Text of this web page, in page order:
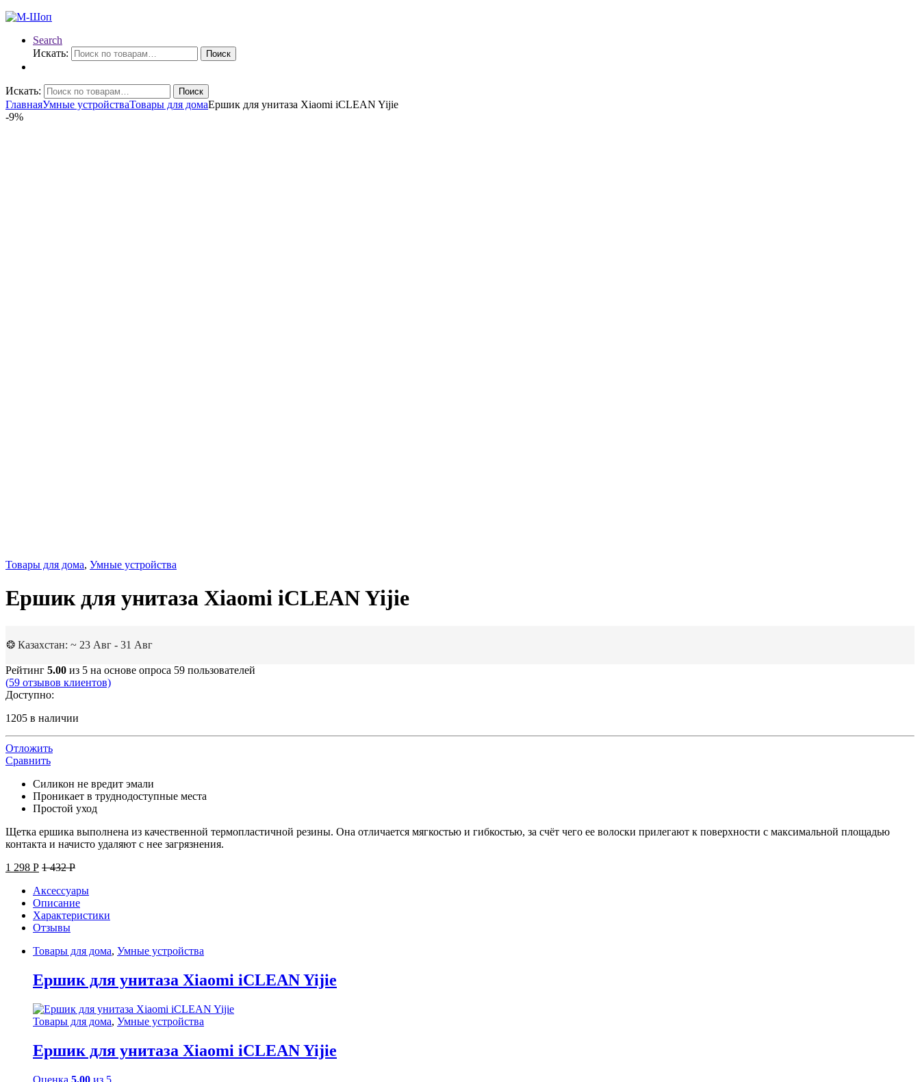
Search
Искать:
Поиск
Искать: Поиск
ГлавнаяУмные устройстваТовары для домаЕршик для унитаза Xiaomi iCLEAN Yijie
-9%
Товары для дома, Умные устройства
Ершик для унитаза Xiaomi iCLEAN Yijie
❂ Казахстан: ~ 23 Авг - 31 Авг
Рейтинг 5.00 из 5 на основе опроса 59 пользователей
(59 отзывов клиентов)
Доступно:
1205 в наличии
Отложить
Сравнить
Силикон не вредит эмали
Проникает в труднодоступные места
Простой уход
Щетка ершика выполнена из качественной термопластичной резины. Она отличается мягкостью и гибкостью, за счёт чего ее волоски прилегают к поверхности с максимальной площадью
контакта и начисто удаляют с нее загрязнения.
1 298 Р 1 432Р
Аксессуары
Описание
Характеристики
Отзывы
Товары для дома, Умные устройства
Ершик для унитаза Xiaomi iCLEAN Yijie
Товары для дома, Умные устройства
Ершик для унитаза Xiaomi iCLEAN Yijie
Оценка 5.00 из 5